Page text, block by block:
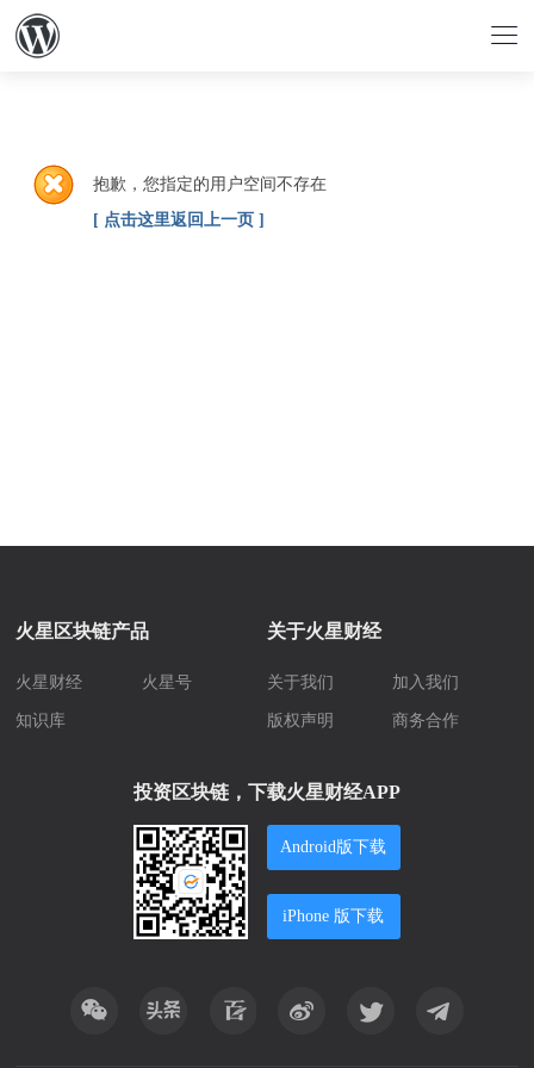
抱歉，您指定的用户空间不存在
[ 点击这里返回上一页 ]
火星区块链产品
火星财经 火星号
知识库
关于火星财经
关于我们 加入我们
版权声明 商务合作
投资区块链，下载火星财经APP
Android版下载
iPhone 版下载